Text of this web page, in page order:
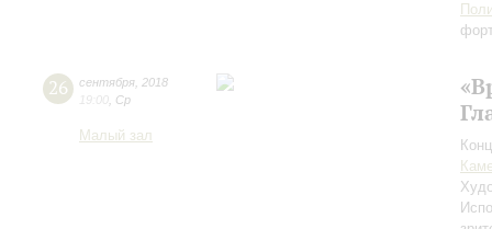
26 сентября 2018
19:00 Ср
Малый зал